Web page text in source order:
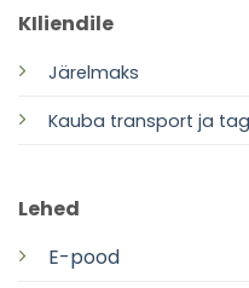
KIliendile
Järelmaks
Kauba transport ja
Lehed
E-pood